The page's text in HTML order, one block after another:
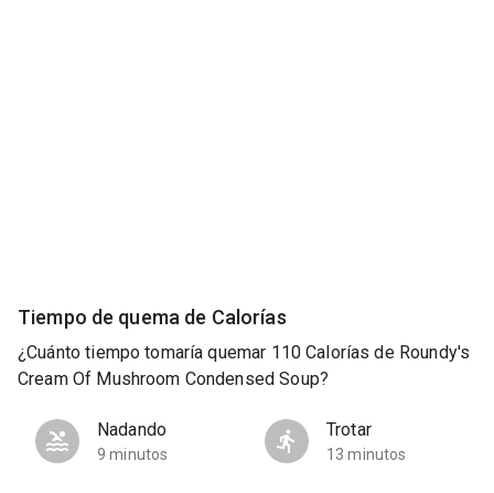
Tiempo de quema de Calorías
¿Cuánto tiempo tomaría quemar 110 Calorías de Roundy's
Cream Of Mushroom Condensed Soup?
Nadando
9 minutos
Trotar
13 minutos